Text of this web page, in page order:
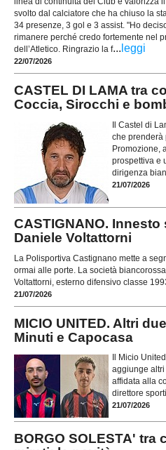
svolto dal calciatore che ha chiuso la
34 presenze, 3 gol e 3 assist. "Ho
rimanere perché credo fortemente nel
dell’Atletico. Ringrazio la f... leggi
22/07/2026
CASTEL DI LAMA tra
Coccia, Sirocchi e
Il Castel di
che prenderà
Promozione,
prospettiva e
dirigenza
21/07/2026
CASTIGNANO.
Daniele Voltattorni
La Polisportiva Castignano mette a
ormai alle porte. La società
Voltattorni, esterno difensivo classe
21/07/2026
MICIO UNITED. Altri
Minuti e Capocasa
Il Micio
aggiunge
affidata alla
direttore
21/07/2026
BORGO SOLESTA' tra